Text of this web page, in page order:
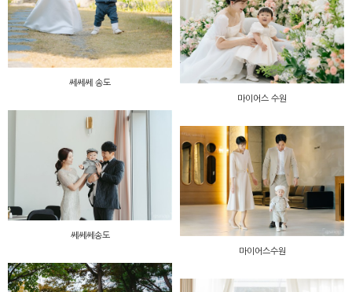
쎄쎄쎄 송도
마이어스 수원
쎄쎄쎄송도
마이어스수원